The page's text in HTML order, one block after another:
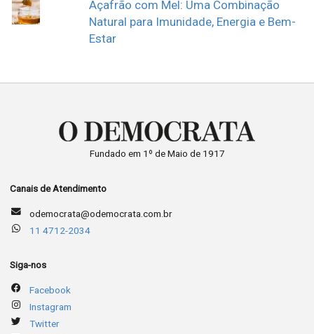
Açafrão com Mel: Uma Combinação
Natural para Imunidade, Energia e Bem-
Estar
Fundado em 1º de Maio de 1917
Canais de Atendimento
odemocrata@odemocrata.com.br
11 4712-2034
Siga-nos
Facebook
Instagram
Twitter